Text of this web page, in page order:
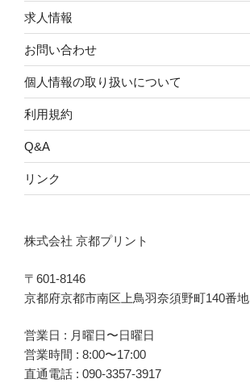
求人情報
お問い合わせ
個人情報の取り扱いについて
利用規約
Q&A
リンク
株式会社 京都プリント
〒601-8146
京都府京都市南区上鳥羽奈須野町140番地
営業日 : 月曜日〜日曜日
営業時間 : 8:00〜17:00
直通電話 : 090-3357-3917